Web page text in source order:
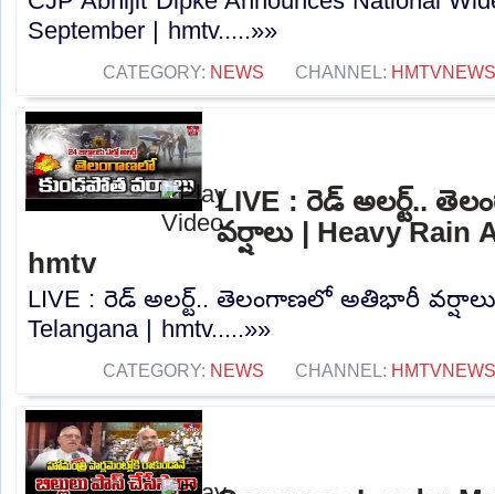
September | hmtv.....»»
CATEGORY: NEWS CHANNEL: HMTVNEWS
LIVE : రెడ్ అలర్ట్..
వర్షాలు | Heavy Rain
hmtv
LIVE : రెడ్ అలర్ట్.. తెలంగాణలో అతిభారీ వర్షాలు
Telangana | hmtv.....»»
CATEGORY: NEWS CHANNEL: HMTVNEWS